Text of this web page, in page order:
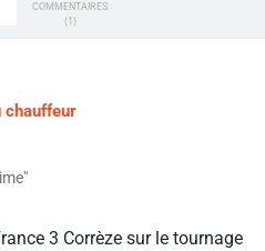
COMMENTAIRES
(1)
chauffeur
3 Corrèze sur le tournage